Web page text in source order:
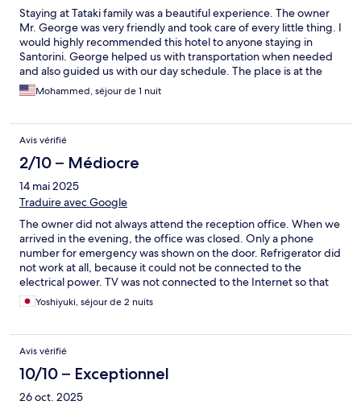
Staying at Tataki family was a beautiful experience. The owner
Mr. George was very friendly and took care of every little thing. I
would highly recommended this hotel to anyone staying in
Santorini. George helped us with transportation when needed
and also guided us with our day schedule. The place is at the
center of the shopping and food area. Loved the location.
Mohammed, séjour de 1 nuit
Avis vérifié
2/10 – Médiocre
14 mai 2025
Traduire avec Google
The owner did not always attend the reception office. When we
arrived in the evening, the office was closed. Only a phone
number for emergency was shown on the door. Refrigerator did
not work at all, because it could not be connected to the
electrical power. TV was not connected to the Internet so that
we could not enjoy Netflix etc.
Yoshiyuki, séjour de 2 nuits
Avis vérifié
10/10 – Exceptionnel
26 oct. 2025